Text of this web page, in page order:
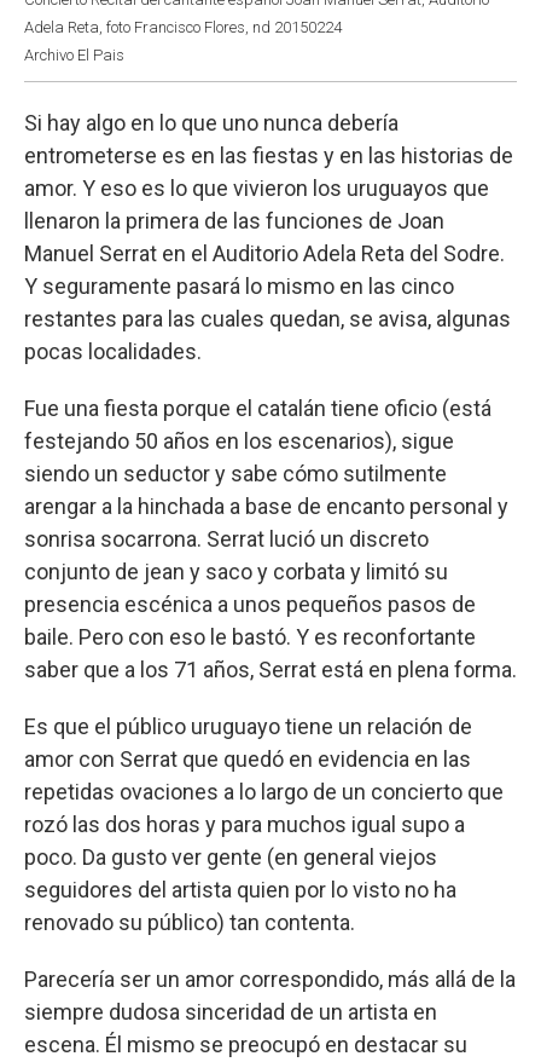
Adela Reta, foto Francisco Flores, nd 20150224
Archivo El Pais
Si hay algo en lo que uno nunca debería
entrometerse es en las fiestas y en las historias de
amor. Y eso es lo que vivieron los uruguayos que
llenaron la primera de las funciones de Joan
Manuel Serrat en el Auditorio Adela Reta del Sodre.
Y seguramente pasará lo mismo en las cinco
restantes para las cuales quedan, se avisa, algunas
pocas localidades.
Fue una fiesta porque el catalán tiene oficio (está
festejando 50 años en los escenarios), sigue
siendo un seductor y sabe cómo sutilmente
arengar a la hinchada a base de encanto personal y
sonrisa socarrona. Serrat lució un discreto
conjunto de jean y saco y corbata y limitó su
presencia escénica a unos pequeños pasos de
baile. Pero con eso le bastó. Y es reconfortante
saber que a los 71 años, Serrat está en plena forma.
Es que el público uruguayo tiene un relación de
amor con Serrat que quedó en evidencia en las
repetidas ovaciones a lo largo de un concierto que
rozó las dos horas y para muchos igual supo a
poco. Da gusto ver gente (en general viejos
seguidores del artista quien por lo visto no ha
renovado su público) tan contenta.
Parecería ser un amor correspondido, más allá de la
siempre dudosa sinceridad de un artista en
escena. Él mismo se preocupó en destacar su